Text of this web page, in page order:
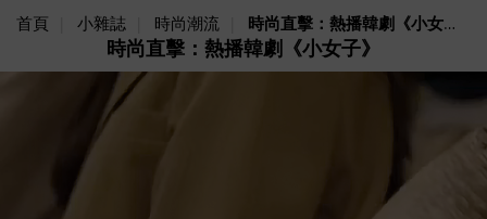
首頁 小雜誌 時尚潮流 時尚直擊：熱播韓劇《小女子》
時尚直擊：熱播韓劇《小女子》